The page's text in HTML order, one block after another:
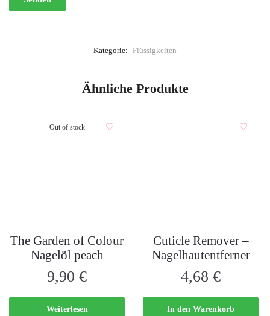
Kategorie: Flüssigkeiten
Ähnliche Produkte
Out of stock
The Garden of Colour
Nagelöl peach
9,90€
Weiterlesen
Cuticle Remover –
Nagelhautentferner
4,68€
In den Warenkorb